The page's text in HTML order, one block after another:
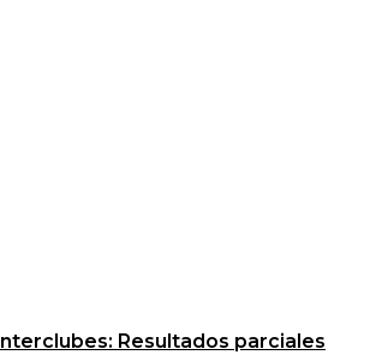
Resultados parciales